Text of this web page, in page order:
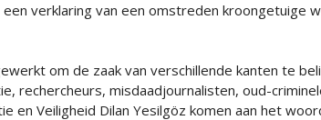
verklaring van een omstreden kroongetuige
om de zaak van verschillende kanten te
rechercheurs, misdaadjournalisten, oud-
en Veiligheid Dilan Yesilgöz komen aan het